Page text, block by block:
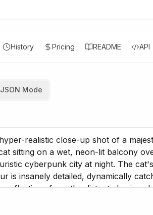
History Pricing README API
JSON Mode